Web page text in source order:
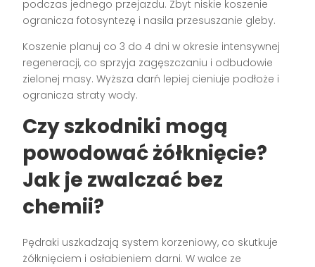
podczas jednego przejazdu. Zbyt niskie koszenie
ogranicza fotosyntezę i nasila przesuszanie gleby.
Koszenie planuj co 3 do 4 dni w okresie intensywnej
regeneracji, co sprzyja zagęszczaniu i odbudowie
zielonej masy. Wyższa darń lepiej cieniuje podłoże i
ogranicza straty wody.
Czy szkodniki mogą
powodować żółknięcie?
Jak je zwalczać bez
chemii?
Pędraki uszkadzają system korzeniowy, co skutkuje
żółknięciem i osłabieniem darni. W walce ze